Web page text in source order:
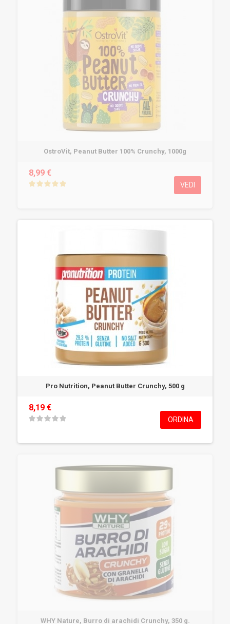
OstroVit, Peanut Butter 100% Crunchy, 1000g
8,99 €
VEDI
Pro Nutrition, Peanut Butter Crunchy, 500 g
8,19 €
ORDINA
WHY Nature, Burro di arachidi Crunchy, 350 g.